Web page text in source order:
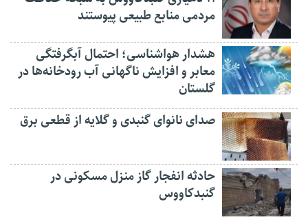
مردمی منابع طبیعی پیوستند
هشدار هواشناسی؛ احتمال آبگرفتگی
معابر و افزایش ناگهانی آب رودخانه‌ها در
گلستان
صدای نانوای گنبدی و گلایه از قطعی برق
حادثه انفجار گاز منزل مسکونی در
گنبدکاووس